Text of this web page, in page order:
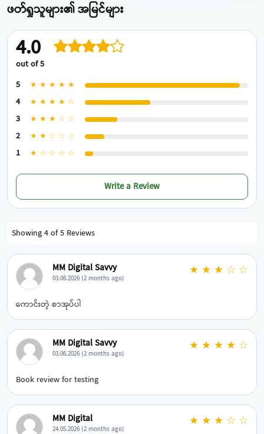
ဖတ်ရှုသူများ၏ အမြင်များ
4.0
out of 5
5
★ ★ ★ ★ ★
4 ★ ★ ★ ★ ☆
3 ★ ★ ★ ☆ ☆
2 ★ ★ ☆ ☆ ☆
1 ★ ☆ ☆ ☆ ☆
Write a Review
Showing 4 of 5 Reviews
MM Digital Savvy
03.06.2026 (2 months ago)
★ ★ ★ ☆ ☆
ကောင်းတဲ့ စာအုပ်ပါ
MM Digital Savvy
03.06.2026 (2 months ago)
★ ★ ★ ★ ☆
Book review for testing
MM Digital
24.05.2026 (2 months ago)
★ ★ ★ ☆ ☆